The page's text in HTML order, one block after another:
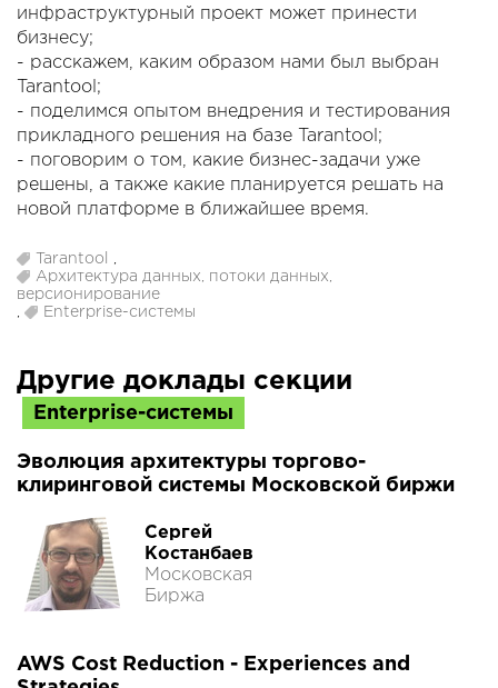
инфраструктурный проект может принести
бизнесу;
- расскажем, каким образом нами был выбран
Tarantool;
- поделимся опытом внедрения и тестирования
прикладного решения на базе Tarantool;
- поговорим о том, какие бизнес-задачи уже
решены, а также какие планируется решать на
новой платформе в ближайшее время.
Tarantool
Архитектура данных, потоки данных,
версионирование
Enterprise-системы
Другие доклады секции
Enterprise-системы
Эволюция архитектуры торгово-
клиринговой системы Московской биржи
Сергей
Костанбаев
Московская
Биржа
AWS Cost Reduction - Experiences and